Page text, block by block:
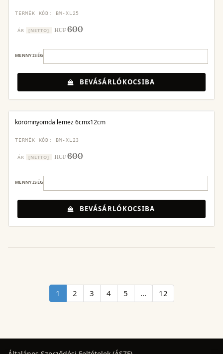
TERMÉK KÓD: BM-XL25
ÁR [NETTO] HUF600
MENNYISÉG
BEVÁSÁRLÓKOCSIBA
körömnyomda lemez 6cmx12cm
TERMÉK KÓD: BM-XL23
ÁR [NETTO] HUF600
MENNYISÉG
BEVÁSÁRLÓKOCSIBA
1 2 3 4 5 ... 12